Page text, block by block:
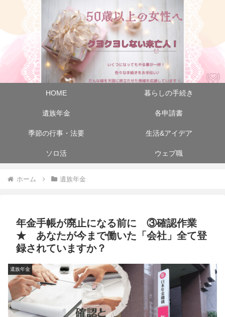
HOME 暮らしの手続き
遺族年金 各申請書
季節の行事・法要 生活&アイデア
ソロ活 ウェブ職
ホーム 遺族年金
年金手帳が廃止になる前に ③確認作業
★ あなたが今まで働いた「会社」全て登
録されていますか？
遺族年金